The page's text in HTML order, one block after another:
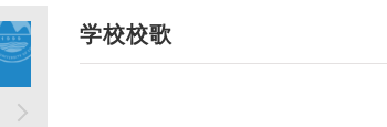
学校校歌